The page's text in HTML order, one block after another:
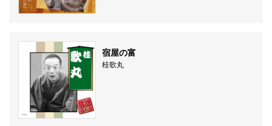
宿屋の富
桂歌丸